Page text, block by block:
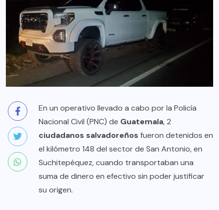
En un operativo llevado a cabo por la Policía
Nacional Civil (PNC) de Guatemala, 2
ciudadanos salvadoreños fueron detenidos en
el kilómetro 148 del sector de San Antonio, en
Suchitepéquez, cuando transportaban una
suma de dinero en efectivo sin poder justificar
su origen.